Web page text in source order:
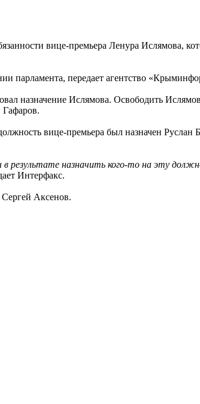
вице-премьера Ленура Ислямова,
парламента, передает агентство
назначение Ислямова. Освободить
вице-премьера был назначен
результате назначить кого-то на эту
Интерфакс.
Аксенов.